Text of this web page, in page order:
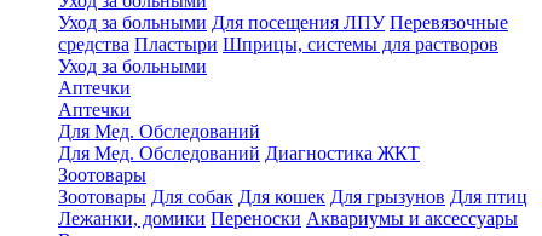
Уход за больными Для посещения ЛПУ Перевязочные
средства Пластыри Шприцы, системы для растворов
Уход за больными
Аптечки
Аптечки
Для Мед. Обследований
Для Мед. Обследований Диагностика ЖКТ
Зоотовары
Зоотовары Для собак Для кошек Для грызунов Для птиц
Лежанки, домики Переноски Аквариумы и аксессуары